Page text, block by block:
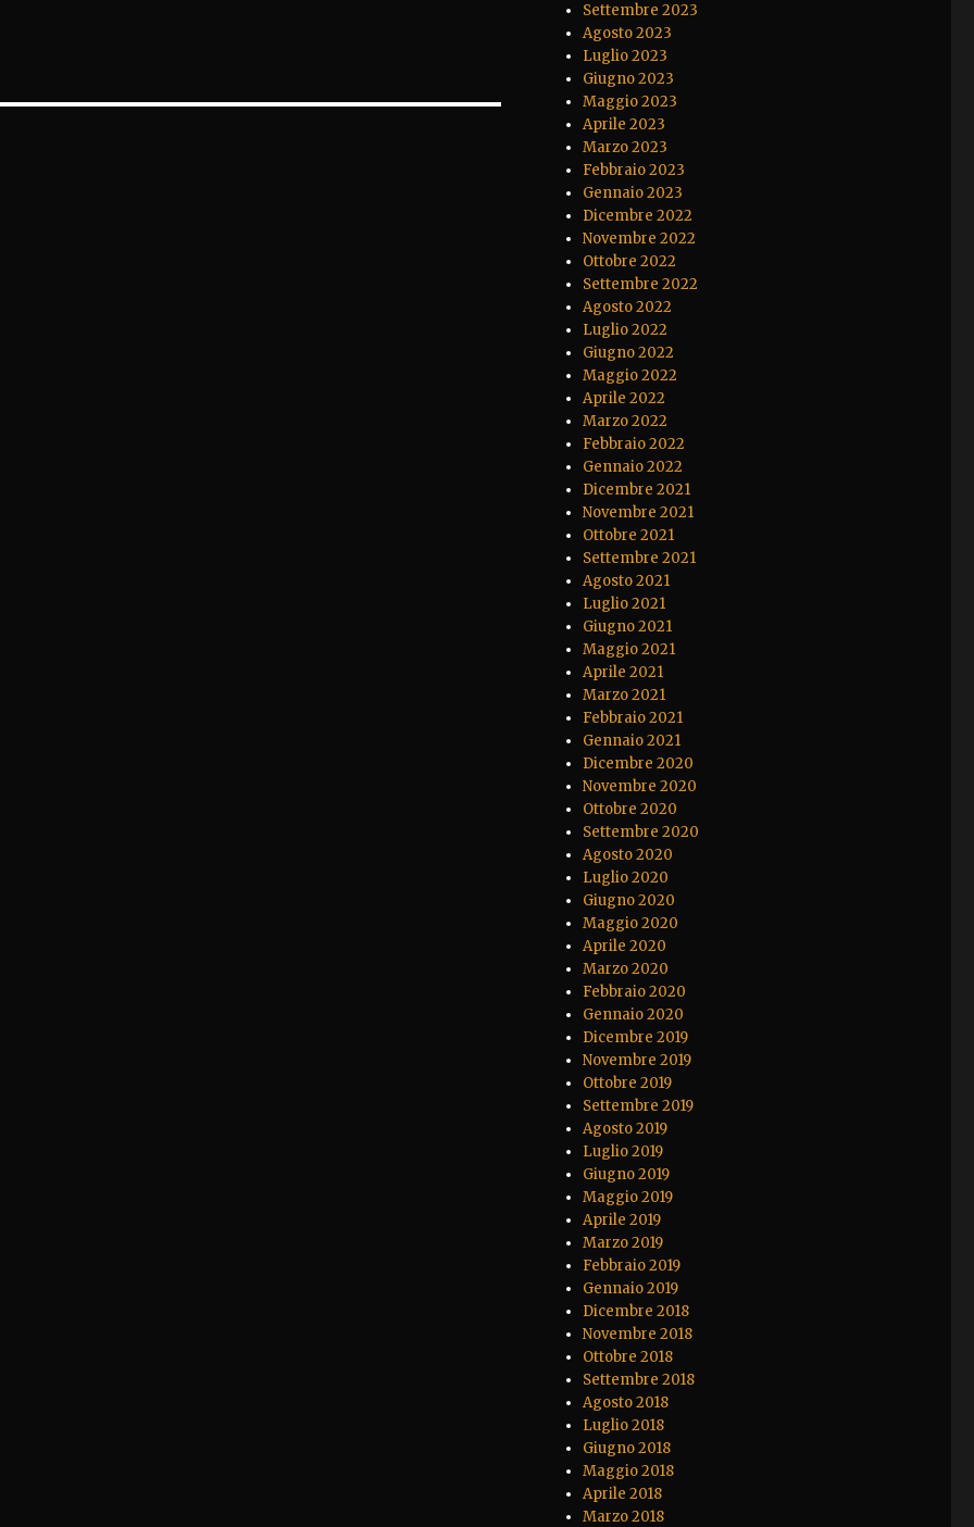
Settembre 2023
Agosto 2023
Luglio 2023
Giugno 2023
Maggio 2023
Aprile 2023
Marzo 2023
Febbraio 2023
Gennaio 2023
Dicembre 2022
Novembre 2022
Ottobre 2022
Settembre 2022
Agosto 2022
Luglio 2022
Giugno 2022
Maggio 2022
Aprile 2022
Marzo 2022
Febbraio 2022
Gennaio 2022
Dicembre 2021
Novembre 2021
Ottobre 2021
Settembre 2021
Agosto 2021
Luglio 2021
Giugno 2021
Maggio 2021
Aprile 2021
Marzo 2021
Febbraio 2021
Gennaio 2021
Dicembre 2020
Novembre 2020
Ottobre 2020
Settembre 2020
Agosto 2020
Luglio 2020
Giugno 2020
Maggio 2020
Aprile 2020
Marzo 2020
Febbraio 2020
Gennaio 2020
Dicembre 2019
Novembre 2019
Ottobre 2019
Settembre 2019
Agosto 2019
Luglio 2019
Giugno 2019
Maggio 2019
Aprile 2019
Marzo 2019
Febbraio 2019
Gennaio 2019
Dicembre 2018
Novembre 2018
Ottobre 2018
Settembre 2018
Agosto 2018
Luglio 2018
Giugno 2018
Maggio 2018
Aprile 2018
Marzo 2018